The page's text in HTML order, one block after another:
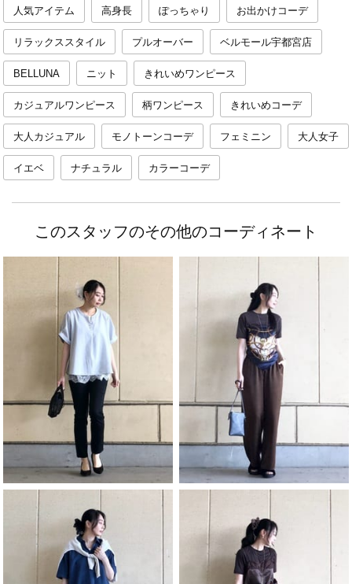
人気アイテム 高身長 ぽっちゃり お出かけコーデ
リラックススタイル プルオーバー ベルモール宇都宮店
BELLUNA ニット きれいめワンピース
カジュアルワンピース 柄ワンピース きれいめコーデ
大人カジュアル モノトーンコーデ フェミニン 大人女子
イエベ ナチュラル カラーコーデ
このスタッフのその他のコーディネート